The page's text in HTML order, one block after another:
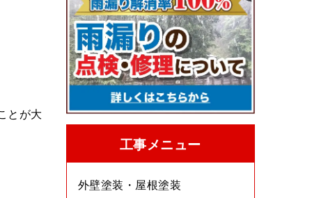
とが大
工事メニュー
外壁塗装・屋根塗装